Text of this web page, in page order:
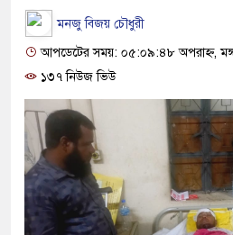
মনজু বিজয় চৌধুরী
আপডেটের সময়: ০৫:০৯:৪৮ অপরাহ্ন,
১৩৭ নিউজ ভিউ